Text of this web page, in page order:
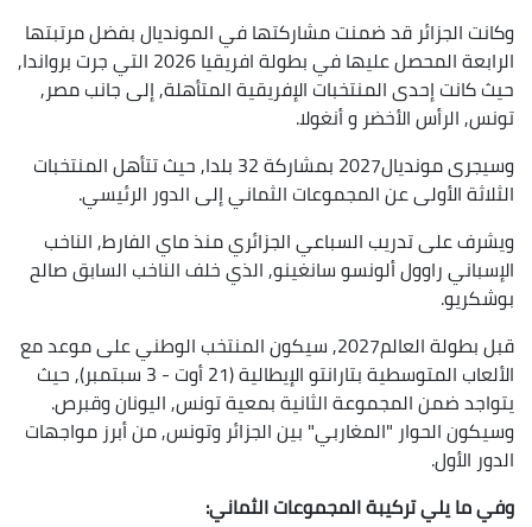
وكانت الجزائر قد ضمنت مشاركتها في المونديال بفضل مرتبتها
الرابعة المحصل عليها في بطولة افريقيا 2026 التي جرت برواندا,
حيث كانت إحدى المنتخبات الإفريقية المتأهلة, إلى جانب مصر,
تونس, الرأس الأخضر و أنغولا.
وسيجرى مونديال2027 بمشاركة 32 بلدا, حيث تتأهل المنتخبات
الثلاثة الأولى عن المجموعات الثماني إلى الدور الرئيسي.
ويشرف على تدريب السباعي الجزائري منذ ماي الفارط, الناخب
الإسباني راوول ألونسو سانغينو, الذي خلف الناخب السابق صالح
بوشكريو.
قبل بطولة العالم2027, سيكون المنتخب الوطني على موعد مع
الألعاب المتوسطية بتارانتو الإيطالية (21 أوت - 3 سبتمبر), حيث
يتواجد ضمن المجموعة الثانية بمعية تونس, اليونان وقبرص.
وسيكون الحوار "المغاربي" بين الجزائر وتونس, من أبرز مواجهات
الدور الأول.
وفي ما يلي تركيبة المجموعات الثماني: